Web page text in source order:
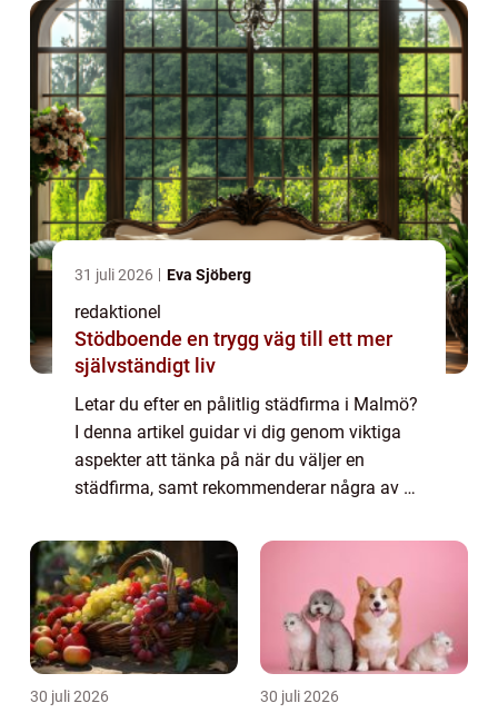
31 juli 2026 Eva Sjöberg
redaktionel
Stödboende en trygg väg till ett mer
självständigt liv
Letar du efter en pålitlig städfirma i Malmö?
I denna artikel guidar vi dig genom viktiga
aspekter att tänka på när du väljer en
städfirma, samt rekommenderar några av de
30 juli 2026 30 juli 2026